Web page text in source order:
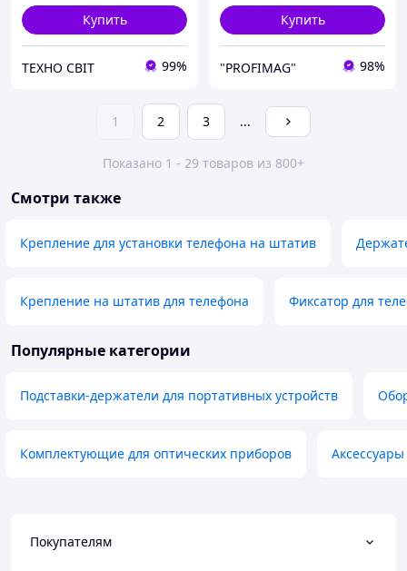
Купить
ТЕХНО СВІТ 99%
Купить
"PROFIMAG" 98%
1 2 3 ...
Показано 1 - 29 товаров из 800+
Смотри также
Крепление для установки телефона на штатив
Крепление на штатив для телефона Фиксатор для
Популярные категории
Подставки-держатели для портативных устройств
Комплектующие для оптических приборов
Покупателям